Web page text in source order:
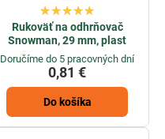
Rukoväť na odhrňovač
Snowman, 29 mm, plast
Doručíme do 5 pracovných dní
0,81 €
Do košíka